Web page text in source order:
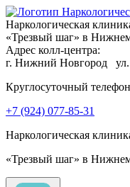
Наркологическая
«Трезвый шаг» в
Адрес колл-центра:
г. Нижний Новгород
Круглосуточный телефон
+7 (924) 077-85-31
Наркологическая
«Трезвый шаг» в